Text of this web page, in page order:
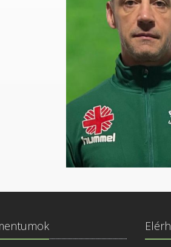
Karácsonyi János Római